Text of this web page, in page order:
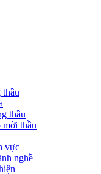
thầu
thầu
mời thầu
vực
nghề